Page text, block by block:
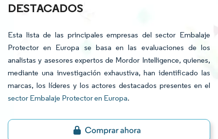
DESTACADOS
Esta lista de las principales empresas del sector Embalaje
Protector en Europa se basa en las evaluaciones de los
analistas y asesores expertos de Mordor Intelligence, quienes,
mediante una investigación exhaustiva, han identificado las
marcas, los líderes y los actores destacados presentes en el
sector Embalaje Protector en Europa.